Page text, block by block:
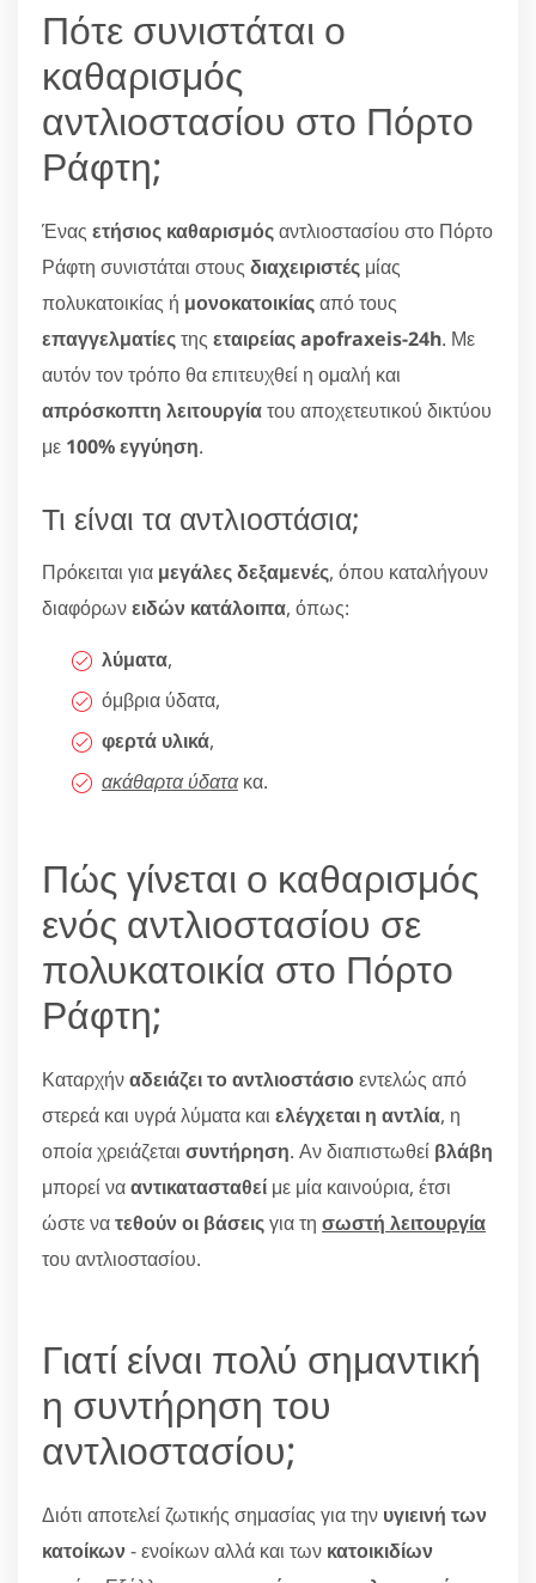
Πότε συνιστάται ο
καθαρισμός
αντλιοστασίου στο Πόρτο
Ράφτη;
Ένας ετήσιος καθαρισμόςαντλιοστασίου στο Πόρτο
Ράφτη συνιστάται στους διαχειριστές μίας
πολυκατοικίας ή μονοκατοικίαςαπό τους
επαγγελματίεςτης εταιρείας apofraxeis-24h. Με
αυτόν τον τρόπο θα επιτευχθεί η ομαλή και
απρόσκοπτη λειτουργίατου αποχετευτικού δικτύου
με 100% εγγύηση.
Τι είναι τα αντλιοστάσια;
Πρόκειται για μεγάλες δεξαμενές, όπου καταλήγουν
διαφόρωνειδών κατάλοιπα, όπως:
λύματα,
όμβρια ύδατα,
φερτά υλικά,
ακάθαρτα ύδατακα.
Πώς γίνεται ο καθαρισμός
ενός αντλιοστασίου σε
πολυκατοικία στο Πόρτο
Ράφτη;
Καταρχήναδειάζει το αντλιοστάσιοεντελώς από
στερεά και υγρά λύματα και ελέγχεται η αντλία, η
οποία χρειάζεται συντήρηση. Αν διαπιστωθεί βλάβη
μπορεί νααντικατασταθεί με μία καινούρια, έτσι
ώστε νατεθούν οι βάσειςγια τη σωστή λειτουργία
του αντλιοστασίου.
Γιατί είναι πολύ σημαντική
η συντήρηση του
αντλιοστασίου;
Διότι αποτελεί ζωτικής σημασίας για την υγιεινή των
κατοίκων- ενοίκων αλλά και των κατοικιδίων